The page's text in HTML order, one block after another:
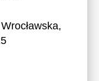
,